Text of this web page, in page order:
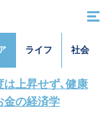
ライフ 社会
は上昇せず､健康
金の経済学